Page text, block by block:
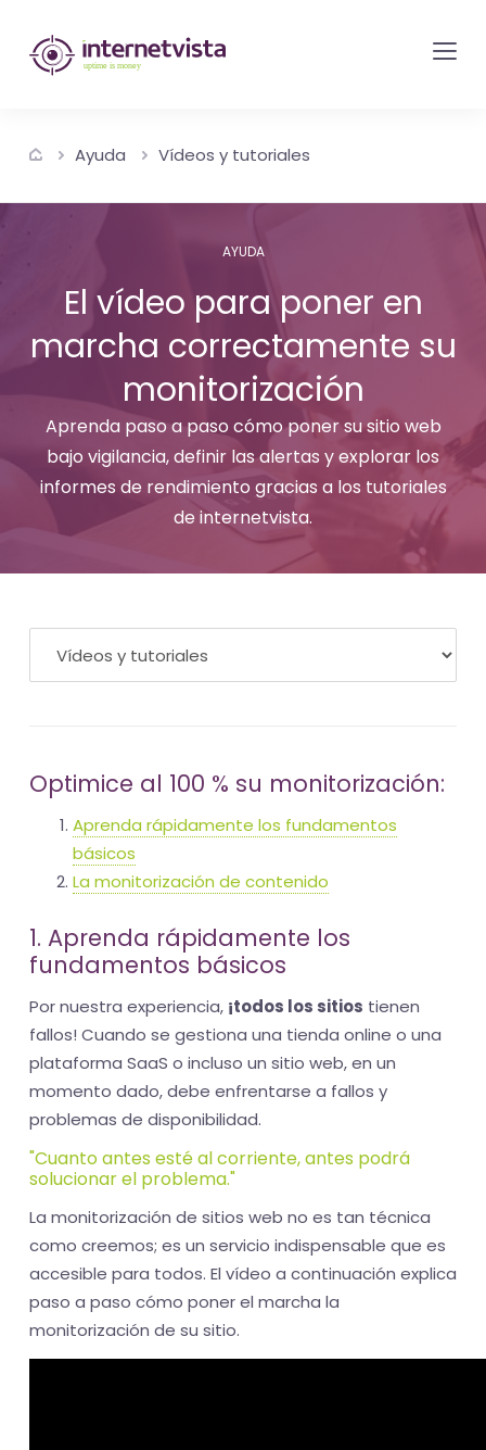
Monitorización
de
-
control
del
de
los
servicios
de
Internet
-
tiempo
es
oro
Ayuda Vídeos y tutoriales
AYUDA
El vídeo para poner en
marcha correctamente su
monitorización
Aprenda paso a paso cómo poner su sitio web
bajo vigilancia, definir las alertas y explorar los
informes de rendimiento gracias a los tutoriales
de internetvista.
Optimice al 100 % su monitorización:
Aprenda rápidamente los fundamentos
básicos
La monitorización de contenido
1. Aprenda rápidamente los
fundamentos básicos
Por nuestra experiencia, ¡todos los sitios tienen
fallos! Cuando se gestiona una tienda online o una
plataforma SaaS o incluso un sitio web, en un
momento dado, debe enfrentarse a fallos y
problemas de disponibilidad.
"Cuanto antes esté al corriente, antes podrá
solucionar el problema."
La monitorización de sitios web no es tan técnica
como creemos; es un servicio indispensable que es
accesible para todos. El vídeo a continuación explica
paso a paso cómo poner el marcha la
monitorización de su sitio.